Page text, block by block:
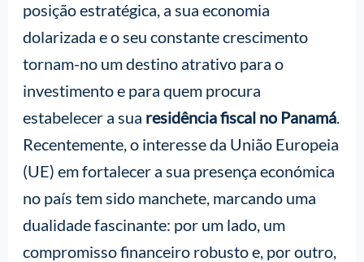
posição estratégica, a sua economia
dolarizada e o seu constante crescimento
tornam-no um destino atrativo para o
investimento e para quem procura
estabelecer a sua residência fiscal no Panamá.
Recentemente, o interesse da União Europeia
(UE) em fortalecer a sua presença económica
no país tem sido manchete, marcando uma
dualidade fascinante: por um lado, um
compromisso financeiro robusto e, por outro,